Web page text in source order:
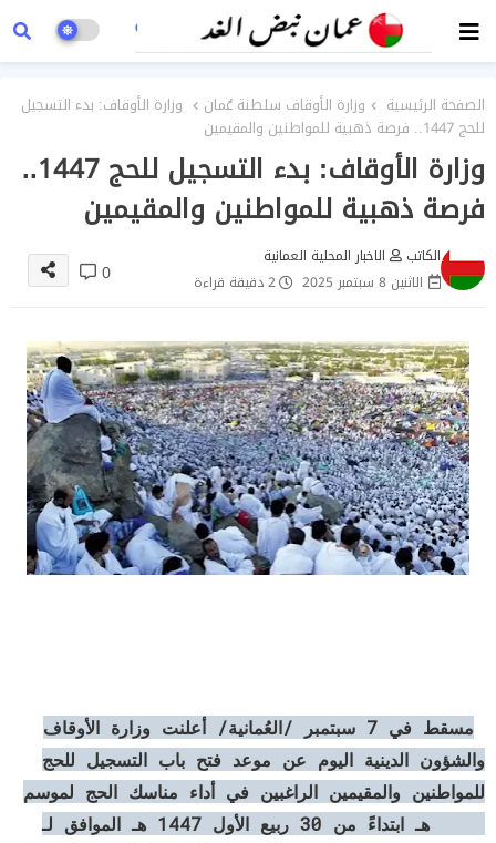
الصفحة الرئيسية وزارة الأوقاف سلطنة عُمان
وزارة الأوقاف: بدء التسجيل
للحج 1447.. فرصة ذهبية للمواطنين والمقيمين
وزارة الأوقاف: بدء التسجيل للحج 1447..
فرصة ذهبية للمواطنين والمقيمين
الكاتب
الاخبار المحلية العمانية
الاثنين 8 سبتمبر 2025
2 دقيقة قراءة 0
مسقط في 7 سبتمبر /العُمانية/ أعلنت وزارة الأوقاف
والشؤون الدينية اليوم عن موعد فتح باب التسجيل للحج
للمواطنين والمقيمين الراغبين في أداء مناسك الحج لموسم
1447 هـ ابتداءً من 30 ربيع الأول 1447 هـ الموافق لـ